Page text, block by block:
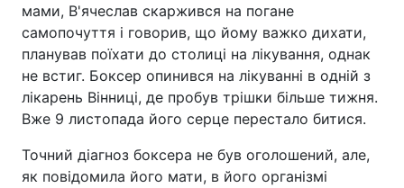
мами, В'ячеслав скаржився на погане
самопочуття і говорив, що йому важко дихати,
планував поїхати до столиці на лікування, однак
не встиг. Боксер опинився на лікуванні в одній з
лікарень Вінниці, де пробув трішки більше тижня.
Вже 9 листопада його серце перестало битися.
Точний діагноз боксера не був оголошений, але,
як повідомила його мати, в його організмі